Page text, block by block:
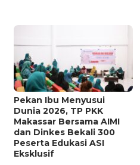
Pekan Ibu Menyusui
Dunia 2026, TP PKK
Makassar Bersama AIMI
dan Dinkes Bekali 300
Peserta Edukasi ASI
Eksklusif